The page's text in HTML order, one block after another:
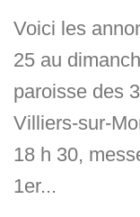
Voici les
25 au
paroisse des
Villiers-sur-
18 h 30,
1er...